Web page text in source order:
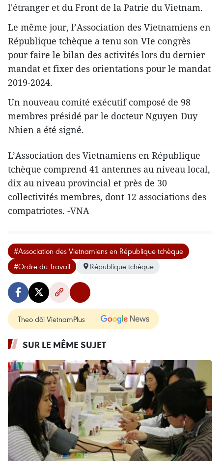
l'étranger et du Front de la Patrie du Vietnam.
Le même jour, l’Association des Vietnamiens en
République tchèque a tenu son VIe congrès
pour faire le bilan des activités lors du dernier
mandat et fixer des orientations pour le mandat
2019-2024.
Un nouveau comité exécutif composé de 98
membres présidé par le docteur Nguyen Duy
Nhien a été signé.
L’Association des Vietnamiens en République
tchèque comprend 41 antennes au niveau local,
dix au niveau provincial et près de 30
collectivités membres, dont 12 associations des
compatriotes. -VNA
#Association des Vietnamiens en République tchèque
#Ordre du Travail
République tchèque
Theo dõi VietnamPlus
SUR LE MÊME SUJET